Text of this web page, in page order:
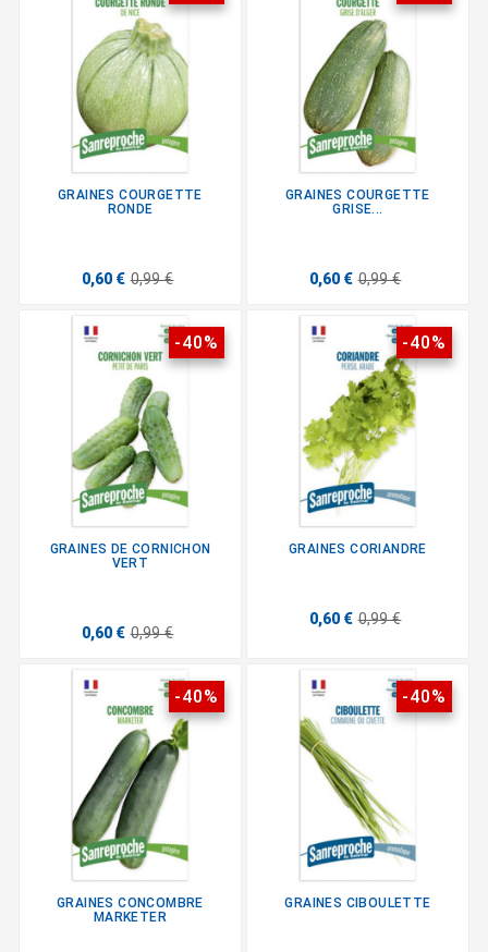
GRAINES COURGETTE
RONDE
0,60 € 0,99 €
GRAINES COURGETTE
GRISE...
0,60 € 0,99 €
-40%
GRAINES DE CORNICHON
VERT
0,60 € 0,99 €
-40%
GRAINES CORIANDRE
0,60 € 0,99 €
-40%
GRAINES CONCOMBRE
MARKETER
-40%
GRAINES CIBOULETTE